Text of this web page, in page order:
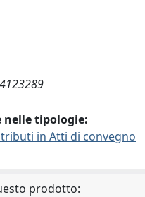
nelle tipologie:
in Atti di convegno
prodotto: